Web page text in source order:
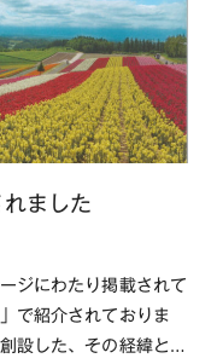
ました
ジにわたり掲載されて
で紹介されておりま
設した、その経緯と当